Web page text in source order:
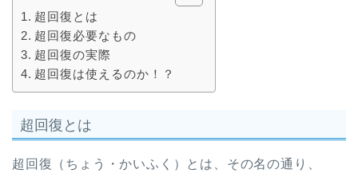
超回復とは
超回復必要なもの
超回復の実際
超回復は使えるのか！？
超回復とは
超回復（ちょう・かいふく）とは、その名の通り、